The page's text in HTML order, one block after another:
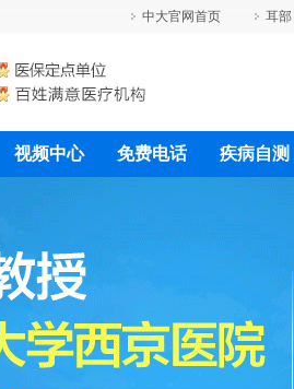
中大官网首页 耳部
视频中心 免费电话 疾病自测